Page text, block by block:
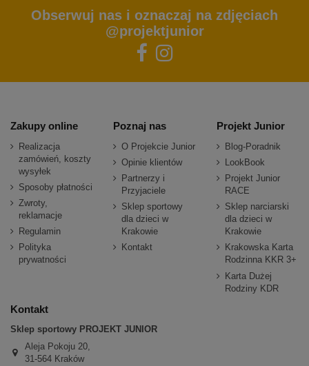
Obserwuj nas i oznaczaj na zdjęciach
@projektjunior
Zakupy online
Realizacja
zamówień, koszty
wysyłek
Sposoby płatności
Zwroty,
reklamacje
Regulamin
Polityka
prywatności
Poznaj nas
O Projekcie Junior
Opinie klientów
Partnerzy i
Przyjaciele
Sklep sportowy
dla dzieci w
Krakowie
Kontakt
Projekt Junior
Blog-Poradnik
LookBook
Projekt Junior
RACE
Sklep narciarski
dla dzieci w
Krakowie
Krakowska Karta
Rodzinna KKR 3+
Karta Dużej
Rodziny KDR
Kontakt
Sklep sportowy PROJEKT JUNIOR
Aleja Pokoju 20,
31-564 Kraków